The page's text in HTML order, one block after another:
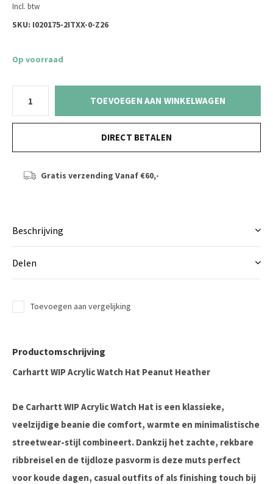
Incl. btw
SKU: I020175-2ITXX-0-Z26
Op voorraad
TOEVOEGEN AAN WINKELWAGEN
DIRECT BETALEN
Gratis verzending Vanaf €60,-
Beschrijving
Delen
Toevoegen aan vergelijking
Productomschrijving
Carhartt WIP Acrylic Watch Hat Peanut Heather
De Carhartt WIP Acrylic Watch Hat is een klassieke,
veelzijdige beanie die comfort, warmte en minimalistische
streetwear-stijl combineert. Dankzij het zachte, rekbare
ribbreisel en de tijdloze pasvorm is deze muts perfect
voor koude dagen, casual outfits of als finishing touch bij